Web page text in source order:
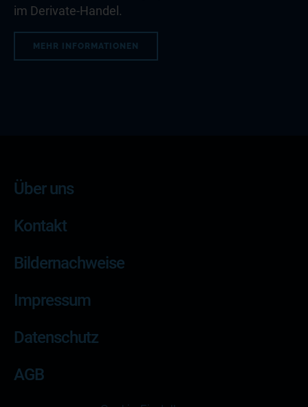
im Derivate-Handel.
MEHR INFORMATIONEN
Über uns
Kontakt
Bildernachweise
Impressum
Datenschutz
AGB